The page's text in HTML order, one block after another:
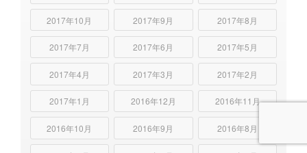
2017年10月 2017年9月 2017年8月
2017年7月 2017年6月 2017年5月
2017年4月 2017年3月 2017年2月
2017年1月 2016年12月 2016年11月
2016年10月 2016年9月 2016年8月